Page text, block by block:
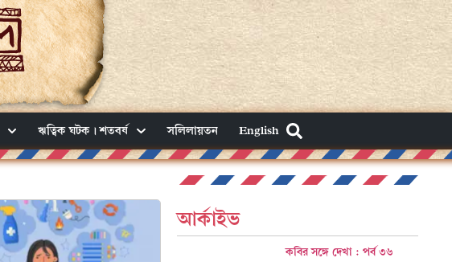
ঋত্বিক ঘটক। শতবর্ষ সলিলায়তন English
আর্কাইভ
কবির সঙ্গে দেখা : পর্ব ৩৬